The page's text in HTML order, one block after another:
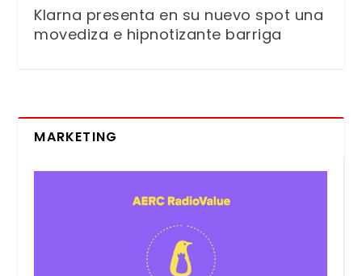
Klarna presenta en su nuevo spot una
movediza e hipnotizante barriga
MARKETING